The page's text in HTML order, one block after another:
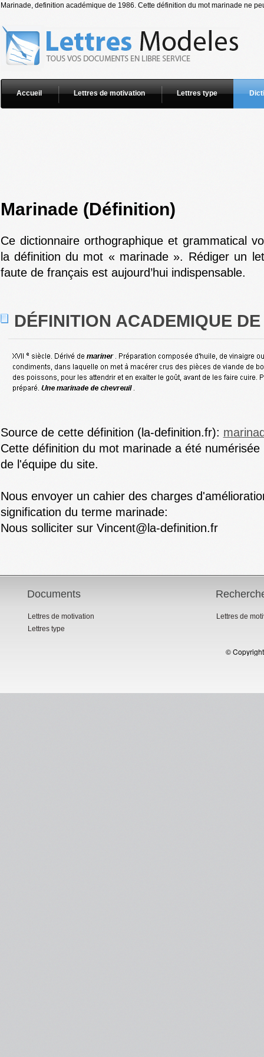
Marinade, definition académique de 1986. Cette définition du mot marinade ne
Accueil Lettres de motivation Lettres type
Marinade (Définition)
Ce dictionnaire orthographique et grammatical
la définition du mot « marinade ». Rédiger un
faute de français est aujourd’hui indispensable.
DÉFINITION ACADEMIQUE
Source de cette définition (la-definition.fr):
Cette définition du mot marinade a été
de l'équipe du site.
Nous envoyer un cahier des charges
signification du terme marinade:
Nous solliciter sur Vincent@la-definition.fr
Documents
Lettres de motivation
Lettres type
Lettres de
©